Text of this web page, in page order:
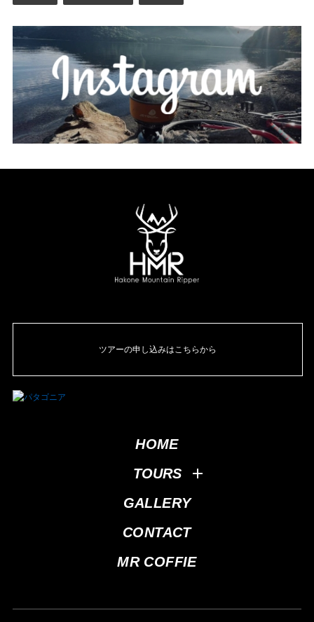
ツアーの申し込みはこちらから
HOME
TOURS
GALLERY
CONTACT
MR COFFIE